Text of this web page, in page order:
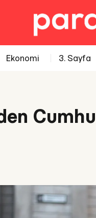
Ekonomi 3. Sayfa